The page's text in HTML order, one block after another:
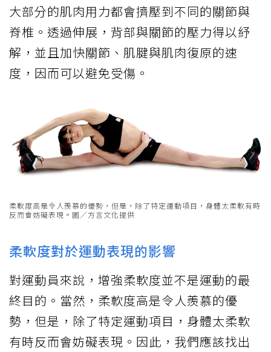
大部分的肌肉用力都會擠壓到不同的關節與
脊椎。透過伸展，背部與關節的壓力得以紓
解，並且加快關節、肌腱與肌肉復原的速
度，因而可以避免受傷。
柔軟度高是令人羨慕的優勢，但是，除了特定運動項目，身體太柔軟有時
反而會妨礙表現。圖／方言文化提供
柔軟度對於運動表現的影響
對運動員來說，增強柔軟度並不是運動的最
終目的。當然，柔軟度高是令人羨慕的優
勢，但是，除了特定運動項目，身體太柔軟
有時反而會妨礙表現。因此，我們應該找出